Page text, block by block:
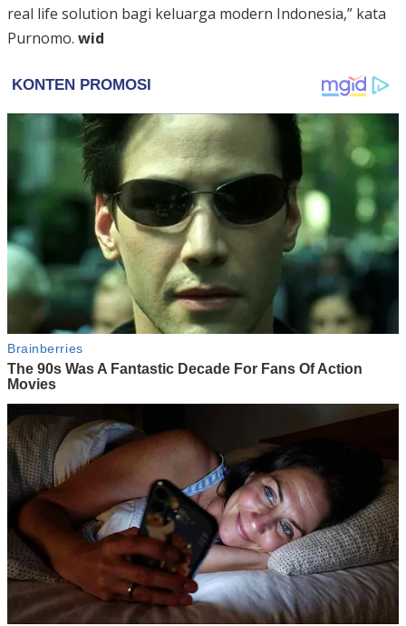
real life solution bagi keluarga modern Indonesia,” kata
Purnomo. wid